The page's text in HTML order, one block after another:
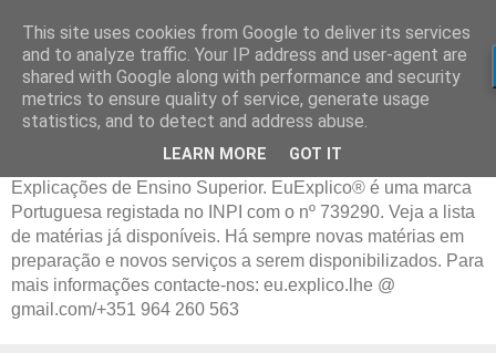
Explicações de Ensino Superior. EuExplico® é uma marca
Portuguesa registada no INPI com o nº 739290. Veja a lista
de matérias já disponíveis. Há sempre novas matérias em
preparação e novos serviços a serem disponibilizados. Para
mais informações contacte-nos: eu.explico.lhe @
gmail.com/+351 964 260 563
This site uses cookies from Google to deliver its services
and to analyze traffic. Your IP address and user-agent are
shared with Google along with performance and security
metrics to ensure quality of service, generate usage
statistics, and to detect and address abuse.
LEARN MORE GOT IT